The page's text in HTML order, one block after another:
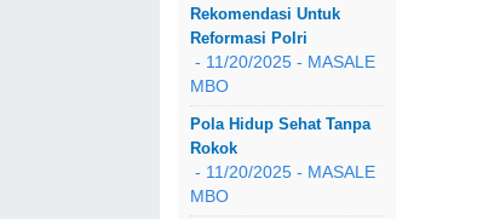
Rekomendasi Untuk
Reformasi Polri
- 11/20/2025 - MASALE
MBO
Pola Hidup Sehat Tanpa
Rokok
- 11/20/2025 - MASALE
MBO